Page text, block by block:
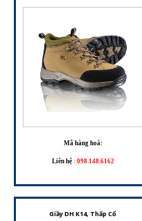
Mã hàng hoá:
Liên hệ : 098.148.6162
Giầy DH K14, Thấp Cổ